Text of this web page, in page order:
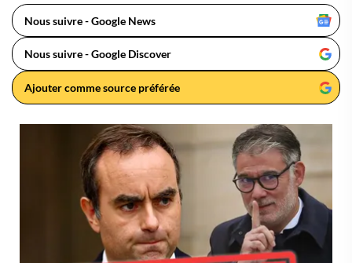
Nous suivre - Google News
Nous suivre - Google Discover
Ajouter comme source préférée